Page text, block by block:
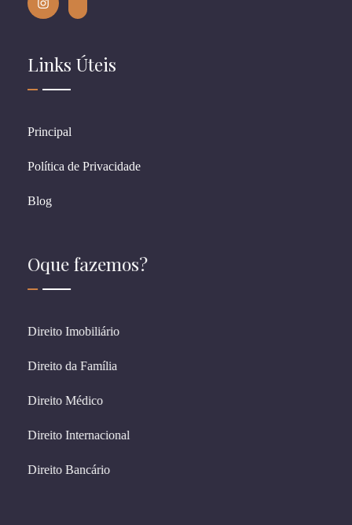
Links Úteis
Principal
Política de Privacidade
Blog
Oque fazemos?
Direito Imobiliário
Direito da Família
Direito Médico
Direito Internacional
Direito Bancário